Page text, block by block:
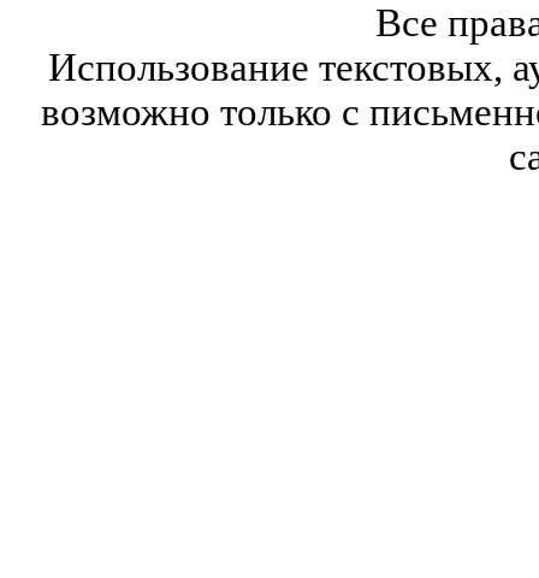
Все
Использование текстовых,
возможно только с